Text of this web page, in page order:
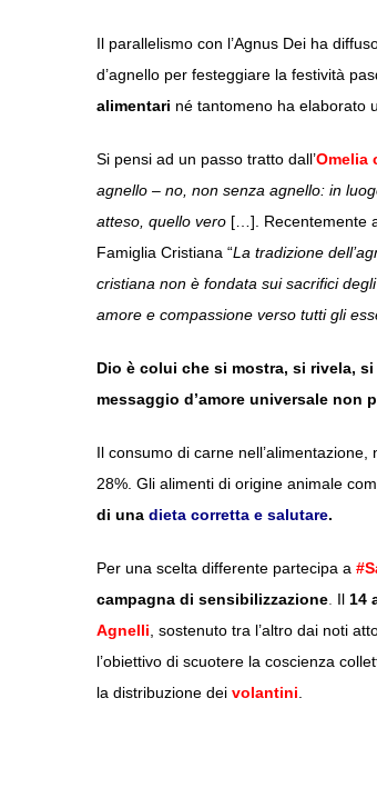
Il parallelismo con l’Agnus Dei ha
d’agnello per festeggiare la festività
alimentari né tantomeno ha elaborato
Si pensi ad un passo tratto dall’Omelia
agnello – no, non senza agnello: in
atteso, quello vero […]. Recentemente
Famiglia Cristiana “La tradizione
cristiana non è fondata sui sacrifici
amore e compassione verso tutti gli
Dio è colui che si mostra, si rivela,
messaggio d’amore universale
Il consumo di carne
28%. Gli alimenti di origine animale
di una dieta corretta e salutare.
Per una scelta differente partecipa a
campagna di sensibilizzazione Il 14
Agnelli , sostenuto tra l’altro dai noti
l’obiettivo di scuotere la coscienza
la distribuzione dei volantini